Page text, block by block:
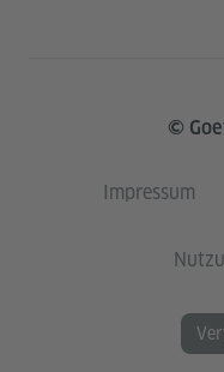
©
Impressum